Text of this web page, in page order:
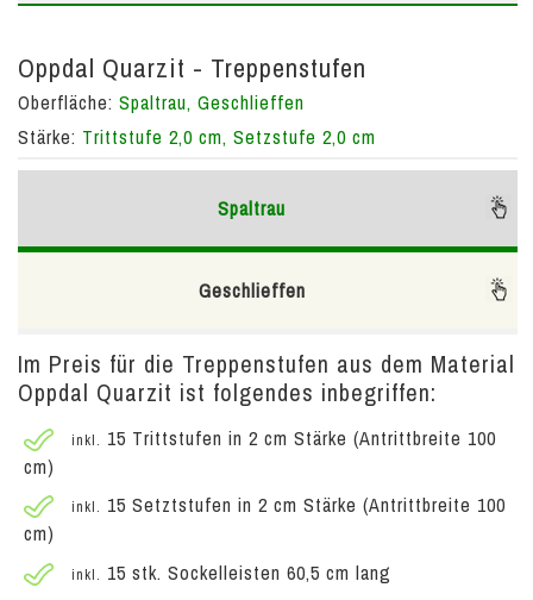
Oppdal Quarzit - Treppenstufen
Oberfläche: Spaltrau, Geschlieffen
Stärke: Trittstufe 2,0 cm, Setzstufe 2,0 cm
Spaltrau
Geschlieffen
Im Preis für die Treppenstufen aus dem Material
Oppdal Quarzit ist folgendes inbegriffen:
inkl. 15 Trittstufen in 2 cm Stärke (Antrittbreite 100
cm)
inkl. 15 Setztstufen in 2 cm Stärke (Antrittbreite 100
cm)
inkl. 15 stk. Sockelleisten 60,5 cm lang